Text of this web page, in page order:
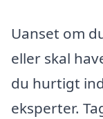
Uanset om
eller skal
du hurtigt
eksperter.